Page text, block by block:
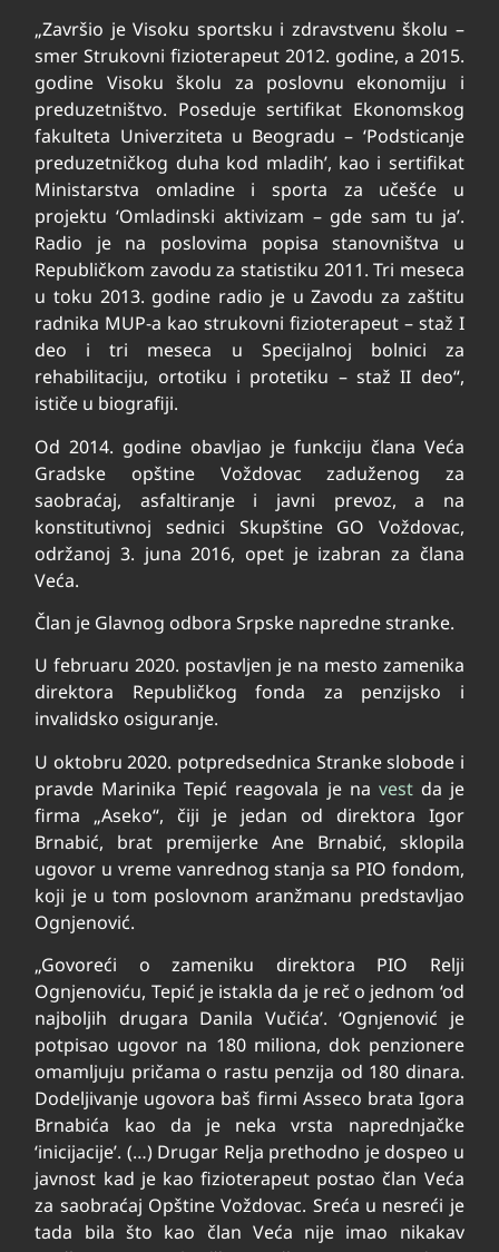
„Završio je Visoku sportsku i zdravstvenu školu –
smer Strukovni fizioterapeut 2012. godine, a 2015.
godine Visoku školu za poslovnu ekonomiju i
preduzetništvo. Poseduje sertifikat Ekonomskog
fakulteta Univerziteta u Beogradu – ‘Podsticanje
preduzetničkog duha kod mladih’, kao i sertifikat
Ministarstva omladine i sporta za učešće u
projektu ‘Omladinski aktivizam – gde sam tu ja’.
Radio je na poslovima popisa stanovništva u
Republičkom zavodu za statistiku 2011. Tri meseca
u toku 2013. godine radio je u Zavodu za zaštitu
radnika MUP-a kao strukovni fizioterapeut – staž I
deo i tri meseca u Specijalnoj bolnici za
rehabilitaciju, ortotiku i protetiku – staž II deo“,
ističe u biografiji.
Od 2014. godine obavljao je funkciju člana Veća
Gradske opštine Voždovac zaduženog za
saobraćaj, asfaltiranje i javni prevoz, a na
konstitutivnoj sednici Skupštine GO Voždovac,
održanoj 3. juna 2016, opet je izabran za člana
Veća.
Član je Glavnog odbora Srpske napredne stranke.
U februaru 2020. postavljen je na mesto zamenika
direktora Republičkog fonda za penzijsko i
invalidsko osiguranje.
U oktobru 2020. potpredsednica Stranke slobode i
pravde Marinika Tepić reagovala je na vestda je
firma „Aseko“, čiji je jedan od direktora Igor
Brnabić, brat premijerke Ane Brnabić, sklopila
ugovor u vreme vanrednog stanja sa PIO fondom,
koji je u tom poslovnom aranžmanu predstavljao
Ognjenović.
„Govoreći o zameniku direktora PIO Relji
Ognjenoviću, Tepić je istakla da je reč o jednom ‘od
najboljih drugara Danila Vučića’. ‘Ognjenović je
potpisao ugovor na 180 miliona, dok penzionere
omamljuju pričama o rastu penzija od 180 dinara.
Dodeljivanje ugovora baš firmi Asseco brata Igora
Brnabića kao da je neka vrsta naprednjačke
‘inicijacije’. (…) Drugar Relja prethodno je dospeo u
javnost kad je kao fizioterapeut postao član Veća
za saobraćaj Opštine Voždovac. Sreća u nesreći je
tada bila što kao član Veća nije imao nikakav